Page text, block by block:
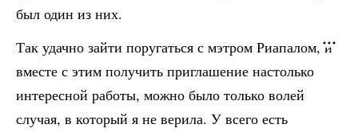
был один из них.
Так удачно зайти поругаться с мэтром Риапалом, и
вместе с этим получить приглашение настолько
интересной работы, можно было только волей
случая, в который я не верила. У всего есть